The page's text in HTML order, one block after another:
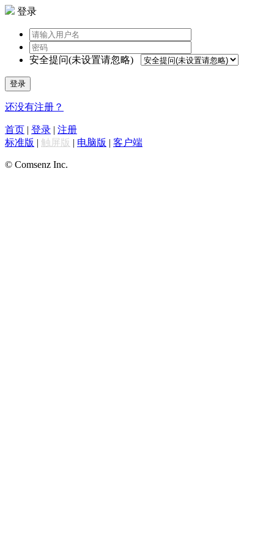
登录
安全提问(未设置请忽略)
登录
还没有注册？
首页 | 登录 | 注册
标准版 | 触屏版 | 电脑版 | 客户端
© Comsenz Inc.